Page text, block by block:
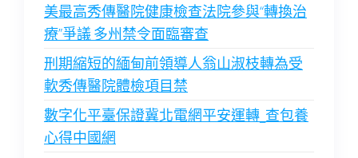
美最高秀傳醫院健康檢查法院參與“轉換治
療”爭議 多州禁令面臨審查
刑期縮短的緬甸前領導人翁山淑枝轉為受
軟秀傳醫院體檢項目禁
數字化平臺保證冀北電網平安運轉_查包養
心得中國網